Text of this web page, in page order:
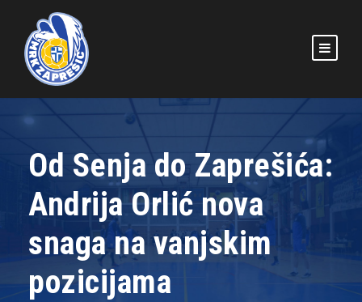
Od Senja do Zaprešića:
Andrija Orlić nova
snaga na vanjskim
pozicijama